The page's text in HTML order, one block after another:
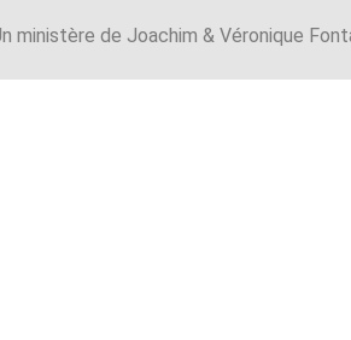
ministère de Joachim & Véronique